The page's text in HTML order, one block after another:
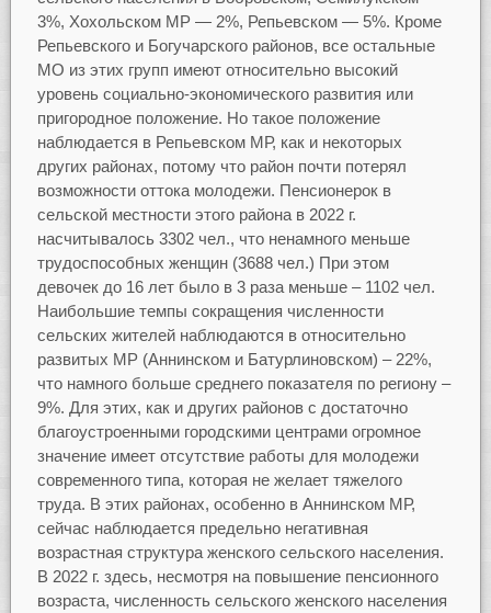
3%, Хохольском МР — 2%, Репьевском — 5%. Кроме
Репьевского и Богучарского районов, все остальные
МО из этих групп имеют относительно высокий
уровень социально-экономического развития или
пригородное положение. Но такое положение
наблюдается в Репьевском МР, как и некоторых
других районах, потому что район почти потерял
возможности оттока молодежи. Пенсионерок в
сельской местности этого района в 2022 г.
насчитывалось 3302 чел., что ненамного меньше
трудоспособных женщин (3688 чел.) При этом
девочек до 16 лет было в 3 раза меньше – 1102 чел.
Наибольшие темпы сокращения численности
сельских жителей наблюдаются в относительно
развитых МР (Аннинском и Батурлиновском) – 22%,
что намного больше среднего показателя по региону –
9%. Для этих, как и других районов с достаточно
благоустроенными городскими центрами огромное
значение имеет отсутствие работы для молодежи
современного типа, которая не желает тяжелого
труда. В этих районах, особенно в Аннинском МР,
сейчас наблюдается предельно негативная
возрастная структура женского сельского населения.
В 2022 г. здесь, несмотря на повышение пенсионного
возраста, численность сельского женского населения